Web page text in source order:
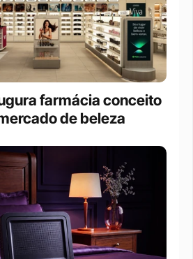
farmácia conceito
de beleza